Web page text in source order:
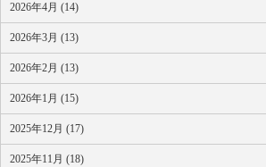
2026年4月 (14)
2026年3月 (13)
2026年2月 (13)
2026年1月 (15)
2025年12月 (17)
2025年11月 (18)